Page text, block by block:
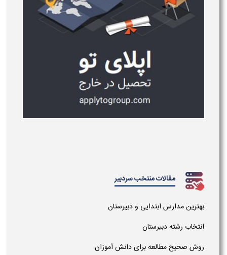
مقالات منتخب سردبیر
بهترین مدارس ابتدایی و دبیرستان
انتخاب رشته دبیرستان
روش صحیح مطالعه برای دانش آموزان